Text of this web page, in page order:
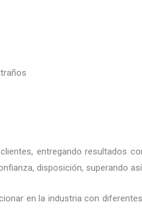
entregando resultados
disposición, superando
en la industria con